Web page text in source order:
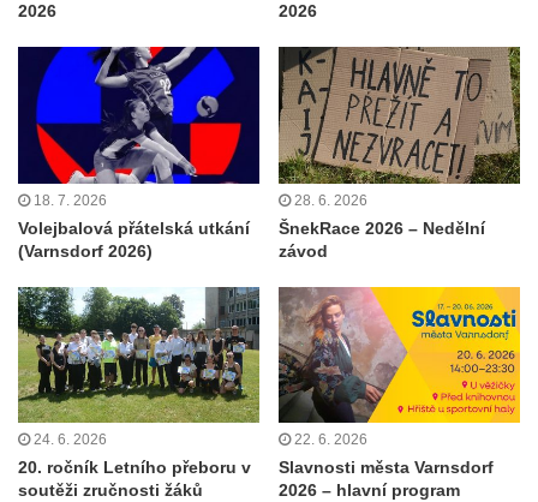
2026
2026
18. 7. 2026
Volejbalová přátelská utkání
(Varnsdorf 2026)
28. 6. 2026
ŠnekRace 2026 – Nedělní
závod
24. 6. 2026
20. ročník Letního přeboru v
soutěži zručnosti žáků
22. 6. 2026
Slavnosti města Varnsdorf
2026 – hlavní program